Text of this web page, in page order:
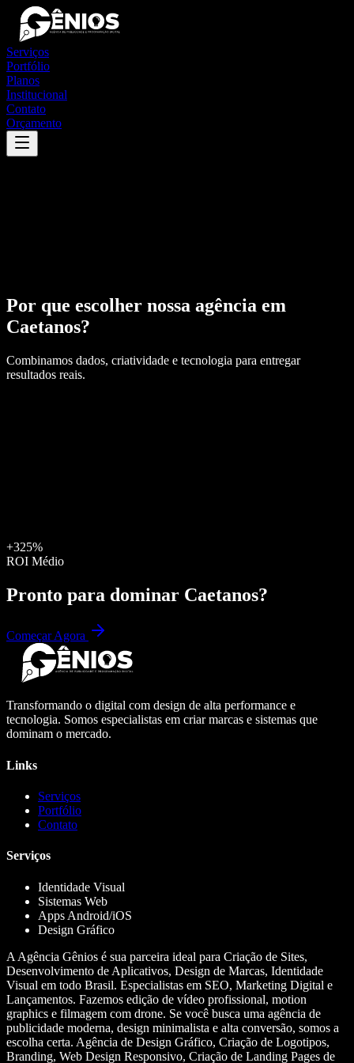
Serviços
Portfólio
Planos
Institucional
Contato
Orçamento
Por que escolher nossa agência em
Caetanos?
Combinamos dados, criatividade e tecnologia para entregar
resultados reais.
+325%
ROI Médio
Pronto para dominar Caetanos?
Começar Agora
Transformando o digital com design de alta performance e
tecnologia. Somos especialistas em criar marcas e sistemas que
dominam o mercado.
Links
Serviços
Portfólio
Contato
Serviços
Identidade Visual
Sistemas Web
Apps Android/iOS
Design Gráfico
A Agência Gênios é sua parceira ideal para Criação de Sites,
Desenvolvimento de Aplicativos, Design de Marcas, Identidade
Visual em todo Brasil. Especialistas em SEO, Marketing Digital e
Lançamentos. Fazemos edição de vídeo profissional, motion
graphics e filmagem com drone. Se você busca uma agência de
publicidade moderna, design minimalista e alta conversão, somos a
escolha certa. Agência de Design Gráfico, Criação de Logotipos,
Branding, Web Design Responsivo, Criação de Landing Pages de